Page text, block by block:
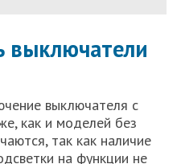
выключатели
выключателя с
как и моделей без
так как наличие
на функции не